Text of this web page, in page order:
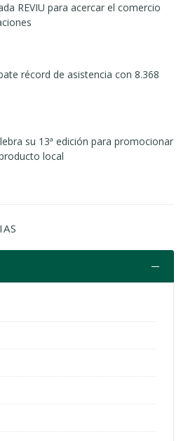
REVIU para acercar el comercio
récord de asistencia con 8.368
su 13ª edición para promocionar
local